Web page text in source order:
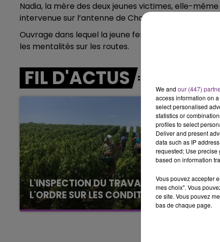
15h00 - 19h00
LE CLUB CHAMPAGNE FM
Nadia, la mère des deux jeunes victimes, elle-
intervenue sur l’antenne de Champagne FM pour
Ouvrage dans lequel la jeune femme raconte le
les mentalités sur les routes.
FIL D'ACTUS
L'INSPECTION DU TRAVAIL RAPPELLE À
L'ORDRE SUR LES CONDITIONS DE...
Alors que les dates de début des vendange
We and our (447)
access information on
select personalised
statistics or
profiles to select
Deliver and present
data such as IP
requested; Use precise
based on information
Vous pouvez accepter
mes choix". Vous
ce site. Vous pouvez
bas de chaque page.